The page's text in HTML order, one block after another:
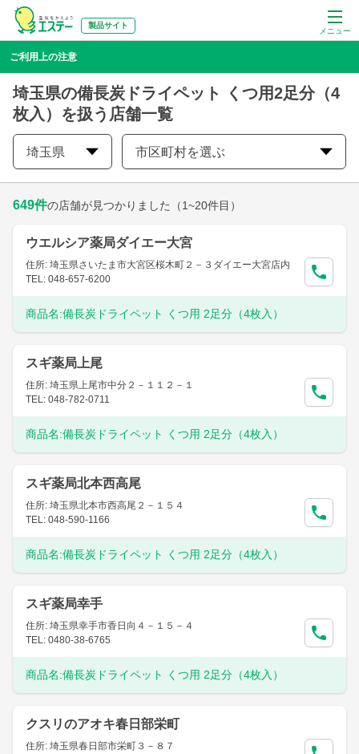
メニュー
製品サイト
ご利用上の注意
埼玉県の備長炭ドライペット くつ用2足分（4
枚入）を扱う店舗一覧
埼玉県 市区町村を選ぶ
649件の店舗が見つかりました （1~20件目）
ウエルシア薬局ダイエー大宮
住所: 埼玉県さいたま市大宮区桜木町２－３ダイエー大宮店内
TEL: 048-657-6200
商品名:備長炭ドライペット くつ用 2足分（4枚入）
スギ薬局上尾
住所: 埼玉県上尾市中分２－１１２－１
TEL: 048-782-0711
商品名:備長炭ドライペット くつ用 2足分（4枚入）
スギ薬局北本西高尾
住所: 埼玉県北本市西高尾２－１５４
TEL: 048-590-1166
商品名:備長炭ドライペット くつ用 2足分（4枚入）
スギ薬局幸手
住所: 埼玉県幸手市香日向４－１５－４
TEL: 0480-38-6765
商品名:備長炭ドライペット くつ用 2足分（4枚入）
クスリのアオキ春日部栄町
住所: 埼玉県春日部市栄町３－８７